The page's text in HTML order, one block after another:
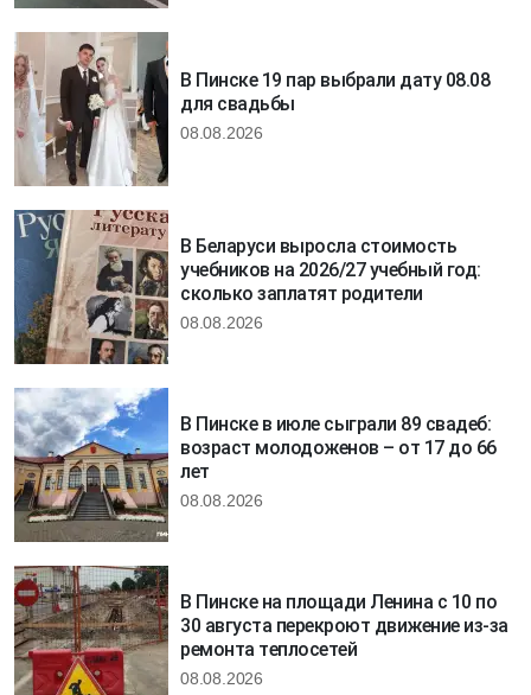
В Пинске 19 пар выбрали дату 08.08
для свадьбы
08.08.2026
В Беларуси выросла стоимость
учебников на 2026/27 учебный год:
сколько заплатят родители
08.08.2026
В Пинске в июле сыграли 89 свадеб:
возраст молодоженов – от 17 до 66
лет
08.08.2026
В Пинске на площади Ленина с 10 по
30 августа перекроют движение из-за
ремонта теплосетей
08.08.2026